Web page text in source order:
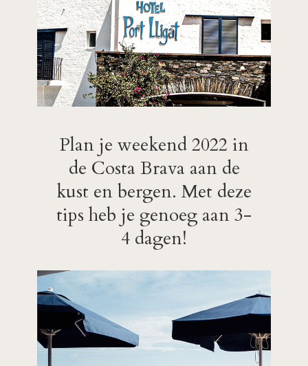
Plan je weekend 2022 in
de Costa Brava aan de
kust en bergen. Met deze
tips heb je genoeg aan 3-
4 dagen!